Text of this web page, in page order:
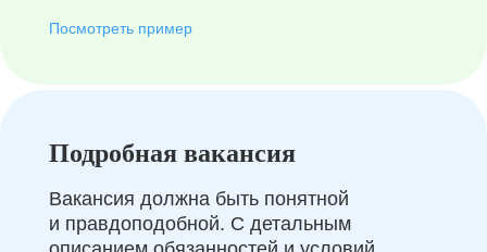
Посмотреть пример
Подробная вакансия
Вакансия должна быть понятной
и правдоподобной. С детальным